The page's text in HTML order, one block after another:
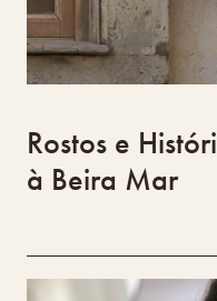
Rostos e
à Beira Mar